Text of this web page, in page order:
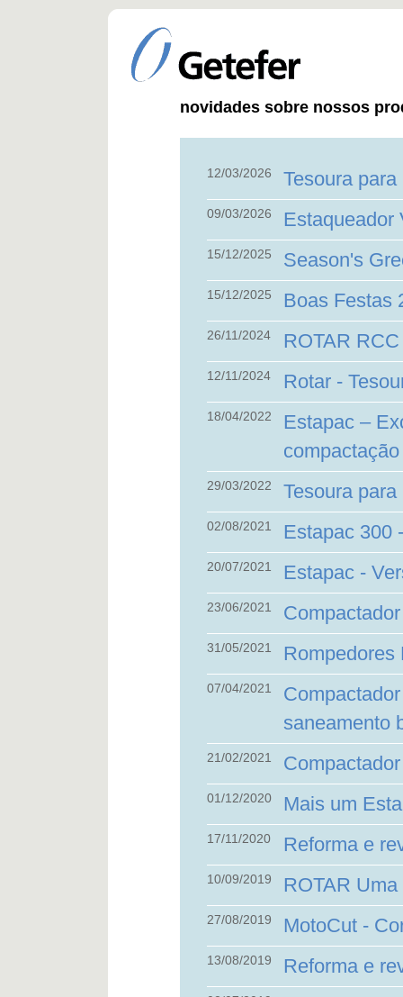
novidades sobre nossos
12/03/2026 Tesoura
09/03/2026 Estaqueador
15/12/2025 Season's
15/12/2025 Boas Festas
26/11/2024 ROTAR
12/11/2024 Rotar -
18/04/2022
Estapac –
29/03/2022 Tesoura
02/08/2021 Estapac 300
20/07/2021 Estapac -
23/06/2021
31/05/2021 Rompedores
07/04/2021
saneamento
21/02/2021
01/12/2020 Mais um
17/11/2020 Reforma e
10/09/2019 ROTAR
27/08/2019 MotoCut -
13/08/2019 Reforma e